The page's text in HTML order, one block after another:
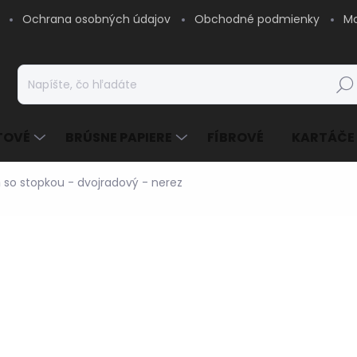
Ochrana osobných údajov Obchodné podmienky
Hľadať
stopkou - dvojradový - nerez